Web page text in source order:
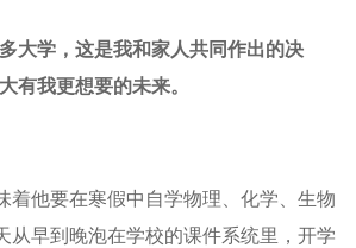
大学，这是我和家人共同作出的决
有我更想要的未来。
着他要在寒假中自学物理、化学、生物
从早到晚泡在学校的课件系统里，开学